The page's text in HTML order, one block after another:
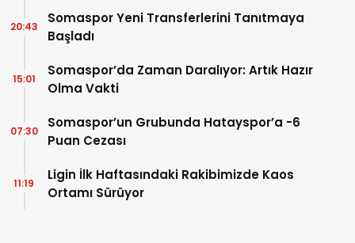
Somaspor Yeni Transferlerini Tanıtmaya
Başladı
20:43
Somaspor’da Zaman Daralıyor: Artık Hazır
Olma Vakti
15:01
Somaspor’un Grubunda Hatayspor’a -6
Puan Cezası
07:30
Ligin İlk Haftasındaki Rakibimizde Kaos
Ortamı Sürüyor
11:19